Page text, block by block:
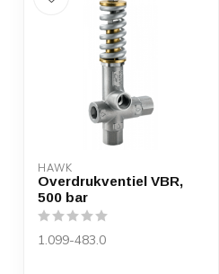
HAWK
Overdrukventiel VBR,
500 bar
1.099-483.0